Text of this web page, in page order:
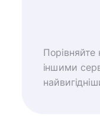
Порівняйте
іншими